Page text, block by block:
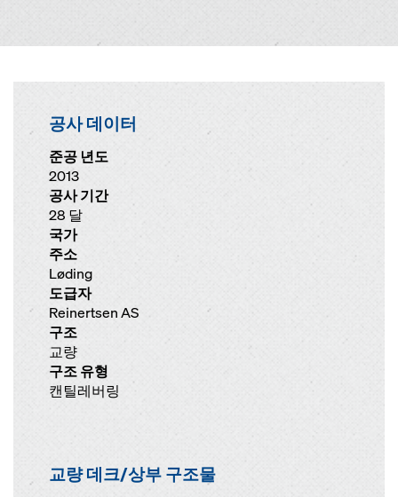
공사 데이터
준공 년도
2013
공사 기간
28 달
국가
주소
Løding
도급자
Reinertsen AS
구조
교량
구조 유형
캔틸레버링
교량 데크/상부 구조물